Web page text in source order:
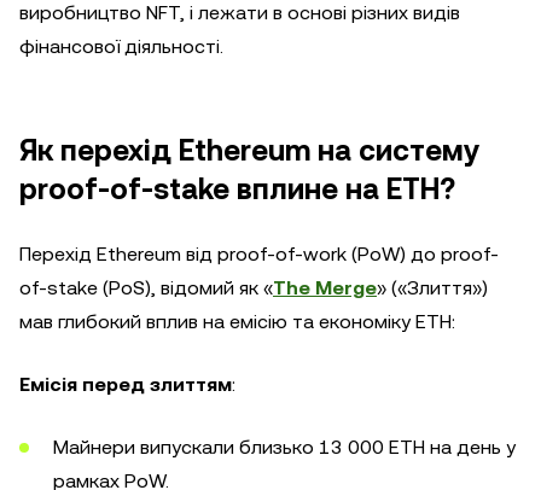
виробництво NFT, і лежати в основі різних видів
фінансової діяльності.
Як перехід Ethereum на систему
proof-of-stake вплине на ETH?
Перехід Ethereum від proof-of-work (PoW) до proof-
of-stake (PoS), відомий як «The Merge» («Злиття»)
мав глибокий вплив на емісію та економіку ETH:
Емісія перед злиттям:
Майнери випускали близько 13 000 ETH на день у
рамках PoW.